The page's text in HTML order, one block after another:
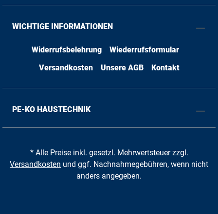
WICHTIGE INFORMATIONEN
Widerrufsbelehrung
Wiederrufsformular
Versandkosten
Unsere AGB Kontakt
PE-KO HAUSTECHNIK
* Alle Preise inkl. gesetzl. Mehrwertsteuer zzgl.
Versandkosten und ggf. Nachnahmegebühren, wenn nicht
anders angegeben.